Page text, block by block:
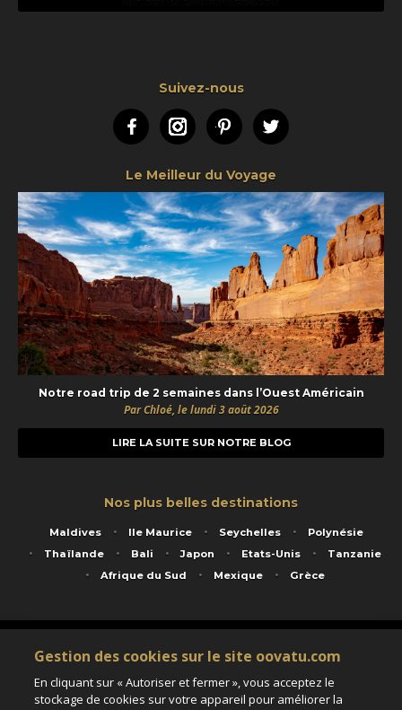
Suivez-nous
FacebookInstagramPinterestTwitter
Le Meilleur du Voyage
Notre road trip de 2 semaines dans l’Ouest Américain
Par Chloé, le lundi 3 août 2026
LIRE LA SUITE SUR NOTRE BLOG
Nos plus belles destinations
Maldives Ile Maurice Seychelles
Polynésie
Thaïlande
Bali Japon Etats-Unis
Tanzanie
Afrique du Sud
Mexique Grèce
Service animé par Nautil Voyages - 22 rue Georges Picquart 75017 Paris - S.A.S
au capital de 155 696 euros - RCS Paris B 423 671 973 - Code APE 7911Z
Matricule Atout France IM075100020 - Garantie financière Groupama - Agrément IATA
Assurance responsabilité civile et professionnelle HISCOX RCP0081066
Gestion des cookies sur le site oovatu.com
En cliquant sur « Autoriser et fermer », vous acceptez le
stockage de cookies sur votre appareil pour améliorer la